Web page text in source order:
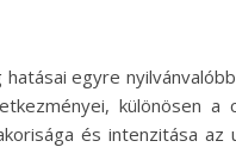
egyre
különösen
és intenzitása